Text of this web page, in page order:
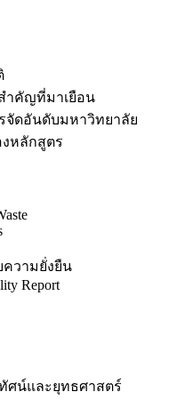
ำคัญที่มาเยือน
จัดอันดับมหาวิทยาลัย
หลักสูตร
ความยั่งยืน
Report
ศน์และยุทธศาสตร์